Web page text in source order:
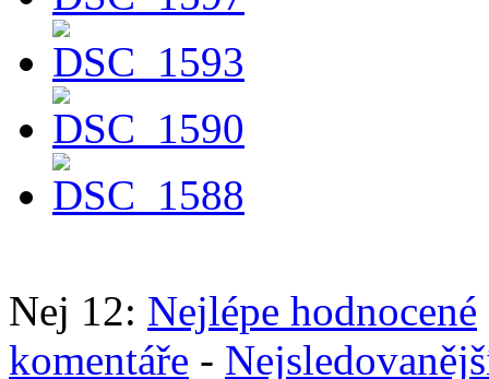
Nej 12: Nejlépe hodnocené
komentáře -